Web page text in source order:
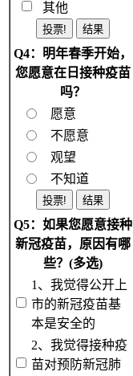
其他
Q4：明年春季开始，
您愿意在日接种疫苗
吗？
愿意
不愿意
观望
不知道
Q5：如果您愿意接种
新冠疫苗，原因有哪
些？(多选)
1、我觉得公开上
市的新冠疫苗基
本是安全的
2、我觉得接种疫
苗对预防新冠肺